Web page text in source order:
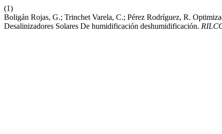
(1)
Boligán Rojas, G.; Trinchet Varela, C.; Pérez Rodríguez, R.
Desalinizadores Solares De humidificación deshumidificación.